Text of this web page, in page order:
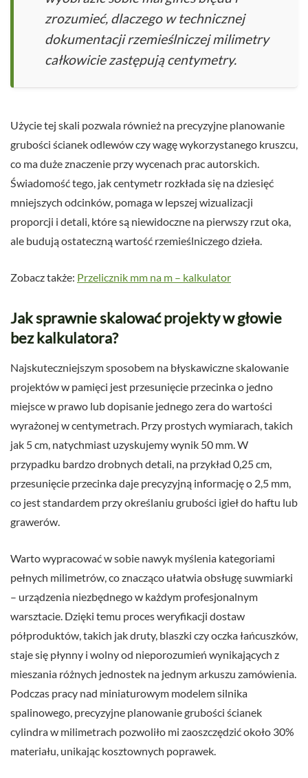
zrozumieć, dlaczego w technicznej
dokumentacji rzemieślniczej milimetry
całkowicie zastępują centymetry.
Użycie tej skali pozwala również na precyzyjne planowanie
grubości ścianek odlewów czy wagę wykorzystanego kruszcu,
co ma duże znaczenie przy wycenach prac autorskich.
Świadomość tego, jak centymetr rozkłada się na dziesięć
mniejszych odcinków, pomaga w lepszej wizualizacji
proporcji i detali, które są niewidoczne na pierwszy rzut oka,
ale budują ostateczną wartość rzemieślniczego dzieła.
Zobacz także: Przelicznik mm na m – kalkulator
Jak sprawnie skalować projekty w głowie
bez kalkulatora?
Najskuteczniejszym sposobem na błyskawiczne skalowanie
projektów w pamięci jest przesunięcie przecinka o jedno
miejsce w prawo lub dopisanie jednego zera do wartości
wyrażonej w centymetrach. Przy prostych wymiarach, takich
jak 5 cm, natychmiast uzyskujemy wynik 50 mm. W
przypadku bardzo drobnych detali, na przykład 0,25 cm,
przesunięcie przecinka daje precyzyjną informację o 2,5 mm,
co jest standardem przy określaniu grubości igieł do haftu lub
grawerów.
Warto wypracować w sobie nawyk myślenia kategoriami
pełnych milimetrów, co znacząco ułatwia obsługę suwmiarki
– urządzenia niezbędnego w każdym profesjonalnym
warsztacie. Dzięki temu proces weryfikacji dostaw
półproduktów, takich jak druty, blaszki czy oczka łańcuszków,
staje się płynny i wolny od nieporozumień wynikających z
mieszania różnych jednostek na jednym arkuszu zamówienia.
Podczas pracy nad miniaturowym modelem silnika
spalinowego, precyzyjne planowanie grubości ścianek
cylindra w milimetrach pozwoliło mi zaoszczędzić około 30%
materiału, unikając kosztownych poprawek.